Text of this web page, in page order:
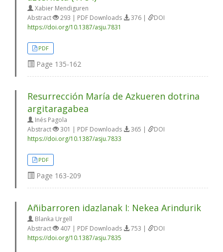
Xabier Mendiguren
Abstract
293 | PDF Downloads 376 |
DOI
https://doi.org/10.1387/asju.7831
PDF
Page 135-162
Resurrección María de Azkueren dotrina
argitaragabea
Inés Pagola
Abstract
301 | PDF Downloads 365 |
DOI
https://doi.org/10.1387/asju.7833
PDF
Page 163-209
Añibarroren idazlanak I: Nekea Arindurik
Blanka Urgell
Abstract
407 | PDF Downloads 753 |
DOI
https://doi.org/10.1387/asju.7835